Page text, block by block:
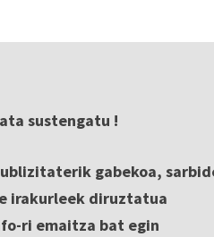
sustengatu !
gabekoa,
irakurleek diruztatua
ri emaitza bat egin